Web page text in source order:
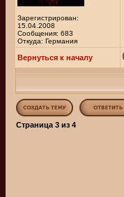
Зарегистрирован:
15.04.2008
Сообщения: 683
Откуда: Германия
Вернуться к началу
Страница 3 из 4